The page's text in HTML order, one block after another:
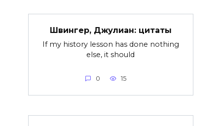
Швингер, Джулиан: цитаты
If my history lesson has done nothing
else, it should
0 15